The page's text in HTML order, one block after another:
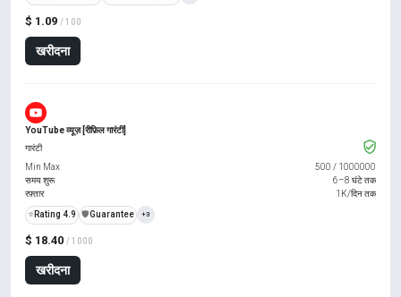
$ 1.09 / 100
खरीदना
YouTube व्यूज़ [रीफ़िल गारंटी]
$ 18.40 / 1000
खरीदना
गारंटी
Min Max
500 / 1000000
समय शुरू
6–8 घंटे तक
रफ़्तार
1K/दिन तक
⭐ Rating 4.9 ️🛡️Guarantee +3